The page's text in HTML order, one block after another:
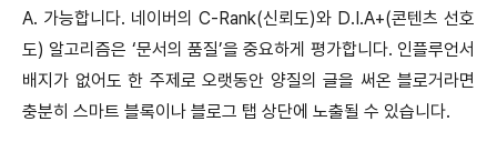
A. 가능합니다. 네이버의 C-Rank(신뢰도)와 D.I.A+(콘텐츠 선호
도) 알고리즘은 ‘문서의 품질’을 중요하게 평가합니다. 인플루언서
배지가 없어도 한 주제로 오랫동안 양질의 글을 써온 블로거라면
충분히 스마트 블록이나 블로그 탭 상단에 노출될 수 있습니다.